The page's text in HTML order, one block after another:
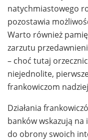
natychmiastowego
pozostawia
Warto również
zarzutu
– choć tutaj
niejednolite,
frankowiczom
Działania
banków wskazują
do obrony swoich